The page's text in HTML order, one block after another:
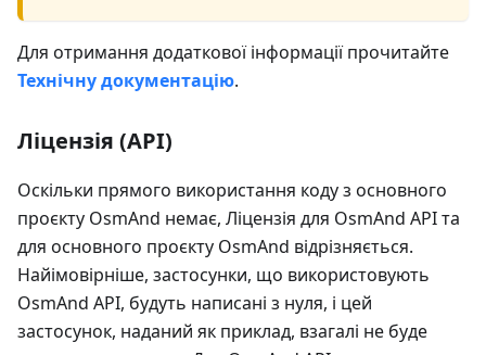
Для отримання додаткової інформації прочитайте
Технічну документацію.
Ліцензія (API)
Оскільки прямого використання коду з основного
проєкту OsmAnd немає, Ліцензія для OsmAnd API та
для основного проєкту OsmAnd відрізняється.
Найімовірніше, застосунки, що використовують
OsmAnd API, будуть написані з нуля, і цей
застосунок, наданий як приклад, взагалі не буде